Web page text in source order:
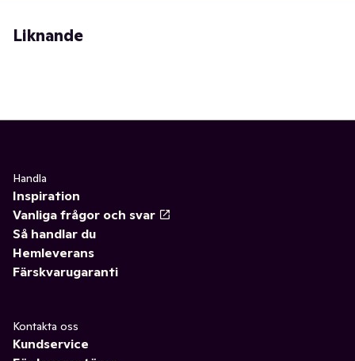
Liknande
Handla
Inspiration
Vanliga frågor och svar
Så handlar du
Hemleverans
Färskvarugaranti
Kontakta oss
Kundservice